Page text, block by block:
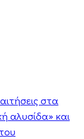
στα
αλυσίδα» και